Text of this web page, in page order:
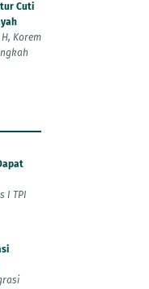
Cuti
Korem
I TPI